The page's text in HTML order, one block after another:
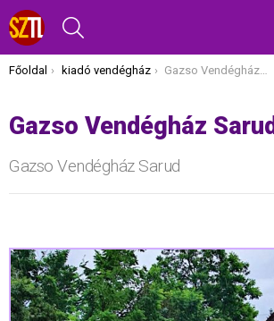
Itt vagy most:
Főoldal kiadó vendégház Gazso Vendégház Sarud
Gazso Vendégház Sarud
Gazso Vendégház Sarud